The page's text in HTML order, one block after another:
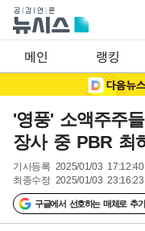
메인 랭킹
'영풍' 소액주주
장사 중 PBR 최
기사등록 2025/01/03 17:12:40
최종수정 2025/01/03 23:16:23
구글에서 선호하는 매체로 추가